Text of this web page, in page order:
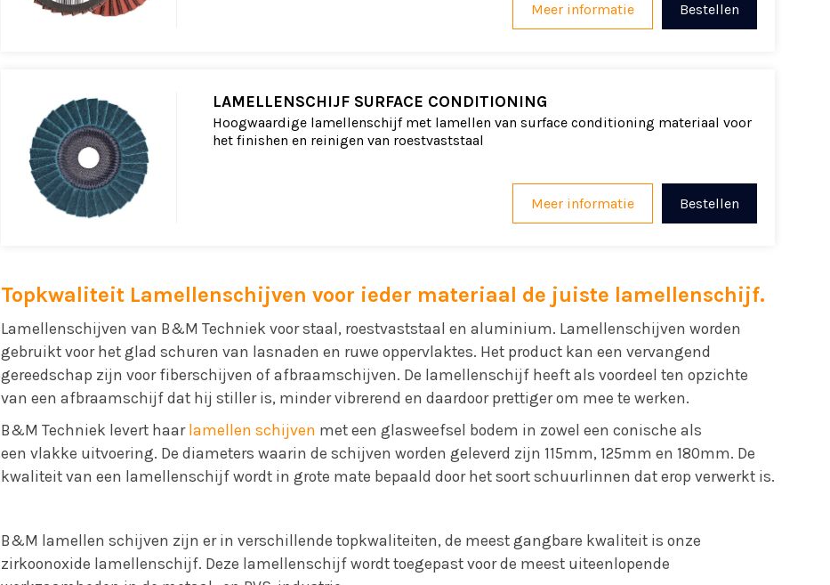
Bestellen
Meer informatie
LAMELLENSCHIJF SURFACE CONDITIONING
Hoogwaardige lamellenschijf met lamellen van surface conditioning materiaal voor
het finishen en reinigen van roestvaststaal
Bestellen
Meer informatie
Topkwaliteit Lamellenschijven voor ieder materiaal de juiste lamellenschijf.
Lamellenschijven van B&M Techniek voor staal, roestvaststaal en aluminium. Lamellenschijven worden
gebruikt voor het glad schuren van lasnaden en ruwe oppervlaktes. Het product kan een vervangend
gereedschap zijn voor fiberschijven of afbraamschijven. De lamellenschijf heeft als voordeel ten opzichte
van een afbraamschijf dat hij stiller is, minder vibrerend en daardoor prettiger om mee te werken.
B&M Techniek levert haar lamellen schijven met een glasweefsel bodem in zowel een conische als
een vlakke uitvoering. De diameters waarin de schijven worden geleverd zijn 115mm, 125mm en 180mm. De
kwaliteit van een lamellenschijf wordt in grote mate bepaald door het soort schuurlinnen dat erop verwerkt is.
B&M lamellen schijven zijn er in verschillende topkwaliteiten, de meest gangbare kwaliteit is onze
zirkoonoxide lamellenschijf. Deze lamellenschijf wordt toegepast voor de meest uiteenlopende